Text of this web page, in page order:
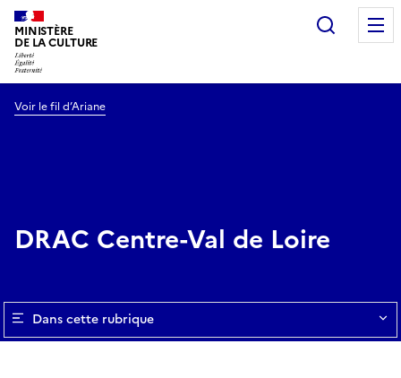
MINISTÈRE
DE LA CULTURE
Voir le fil d’Ariane
DRAC Centre-Val de Loire
Dans cette rubrique